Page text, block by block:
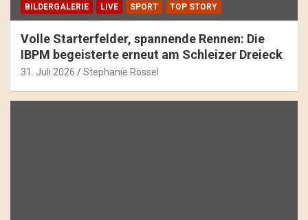
BILDERGALERIE LIVE SPORT TOP STORY
Volle Starterfelder, spannende Rennen: Die
IBPM begeisterte erneut am Schleizer Dreieck
31. Juli 2026 Stephanie Rössel